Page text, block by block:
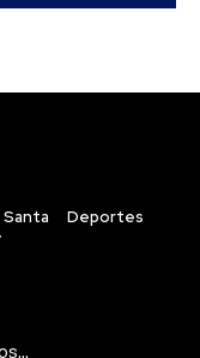
Santa
Deportes